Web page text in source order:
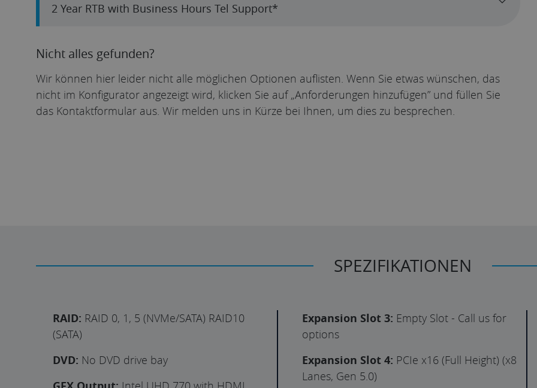
2 Year RTB with Business Hours Tel Support*
Nicht alles gefunden?
Wir können hier leider nicht alle möglichen Optionen auflisten. Wenn Sie etwas wünschen, das
nicht im Konfigurator angezeigt wird, klicken Sie auf „Anforderungen hinzufügen” und füllen Sie
das Kontaktformular aus. Wir melden uns in Kürze bei Ihnen, um dies zu besprechen.
SPEZIFIKATIONEN
RAID: RAID 0, 1, 5 (NVMe/SATA) RAID10
(SATA)
DVD: No DVD drive bay
Expansion Slot 3: Empty Slot - Call us for
options
Expansion Slot 4: PCIe x16 (Full Height) (x8
Lanes, Gen 5.0)